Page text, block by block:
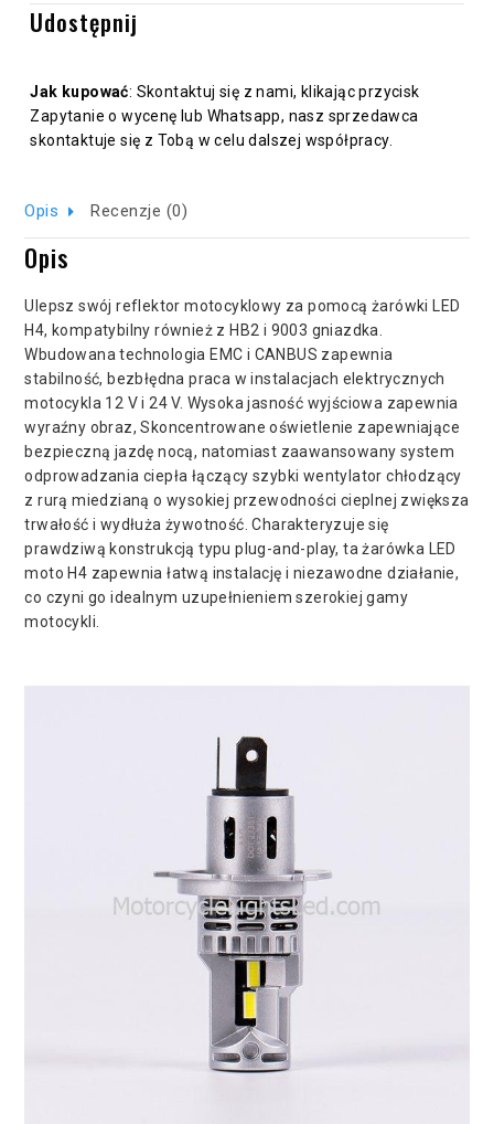
Udostępnij
Jak kupować: Skontaktuj się z nami, klikając przycisk
Zapytanie o wycenę lub Whatsapp, nasz sprzedawca
skontaktuje się z Tobą w celu dalszej współpracy.
Opis Recenzje (0)
Opis
Ulepsz swój reflektor motocyklowy za pomocą żarówki LED
H4, kompatybilny również z HB2 i 9003 gniazdka.
Wbudowana technologia EMC i CANBUS zapewnia
stabilność, bezbłędna praca w instalacjach elektrycznych
motocykla 12 V i 24 V. Wysoka jasność wyjściowa zapewnia
wyraźny obraz, Skoncentrowane oświetlenie zapewniające
bezpieczną jazdę nocą, natomiast zaawansowany system
odprowadzania ciepła łączący szybki wentylator chłodzący
z rurą miedzianą o wysokiej przewodności cieplnej zwiększa
trwałość i wydłuża żywotność. Charakteryzuje się
prawdziwą konstrukcją typu plug-and-play, ta żarówka LED
moto H4 zapewnia łatwą instalację i niezawodne działanie,
co czyni go idealnym uzupełnieniem szerokiej gamy
motocykli.